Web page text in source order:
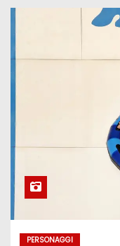
PERSONAGGI